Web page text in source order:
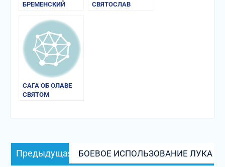
БРЕМЕНСКИЙ
ГАМБУРГСКИХ
АРХИЕПИСКОПОВ»
СВЯТОСЛАВ
САГА ОБ ОЛАВЕ
СВЯТОМ
Навигация
по
Предыдущая
запись:
БОЕВОЕ ИСПОЛЬЗОВАНИЕ ЛУКА